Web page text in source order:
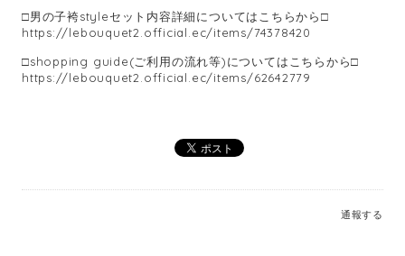
□男の子袴styleセット内容詳細についてはこちらから□
https://lebouquet2.official.ec/items/74378420
□shopping guide(ご利用の流れ等)についてはこちらから□
https://lebouquet2.official.ec/items/62642779
通報する